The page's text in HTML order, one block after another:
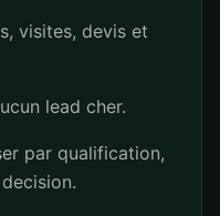
visites, devis et
lead cher.
par qualification,